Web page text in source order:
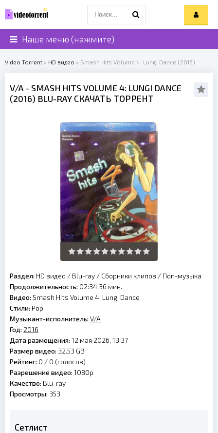
Наше меню (нажмите)
Video Torrent » HD видео » Smash Hits Volume 4: Lungi Dance (2016)
V/A - SMASH HITS VOLUME 4: LUNGI DANCE
(2016) BLU-RAY СКАЧАТЬ ТОРРЕНТ
Раздел: HD видео / Blu-ray / Сборники клипов / Поп-музыка
Продолжительность: 02:34:36 мин.
Видео: Smash Hits Volume 4: Lungi Dance
Стили: Pop
Музыкант-исполнитель: V/A
Год: 2016
Дата размещения: 12 мая 2026, 13:37
Размер видео: 32.53 GB
Рейтинг: 0 / 0 (голосов)
Разрешение видео: 1080p
Качество: Blu-ray
Просмотры: 353
Сетлист